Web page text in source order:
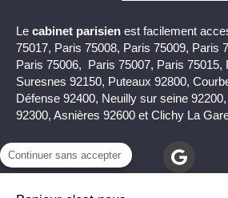
Le cabinet parisien est facilement
75017, Paris 75008, Paris 75009, Paris
Paris 75006, Paris 75007, Paris 75015,
Suresnes 92150, Puteaux 92800,
Défense 92400, Neuilly sur seine
92300, Asnières 92600 et Clichy La
Continuer sans accepter